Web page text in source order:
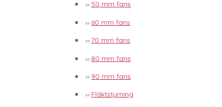
50 mm fans
60 mm fans
70 mm fans
80 mm fans
90 mm fans
Fläktstyrning